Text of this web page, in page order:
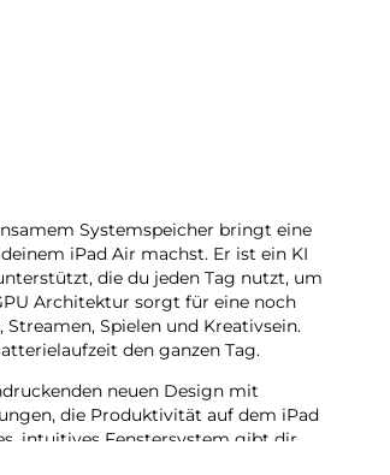
Systemspeicher bringt eine
iPad Air machst. Er ist ein KI
die du jeden Tag nutzt, um
Archi­tektur sorgt für eine noch
Spielen und Kreativ­sein.
den ganzen Tag.
neuen Design mit
die Produktivität auf dem iPad
intui­tives Fenstersystem gibt dir
kannst Pro Apps nutzen,